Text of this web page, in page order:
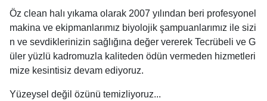
Öz clean halı yıkama olarak 2007 yılından beri profesyonel
makina ve ekipmanlarımız biyolojik şampuanlarımız ile sizi
n ve sevdiklerinizin sağlığına değer vererek Tecrübeli ve G
üler yüzlü kadromuzla kaliteden ödün vermeden hizmetleri
mize kesintisiz devam ediyoruz.
Yüzeysel değil özünü temizliyoruz...